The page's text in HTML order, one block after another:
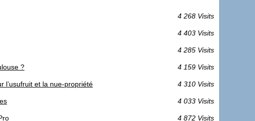
4 268 Visits
4 403 Visits
4 285 Visits
? 4 159 Visits
l’usufruit et la nue-propriété 4 310 Visits
4 033 Visits
4 872 Visits